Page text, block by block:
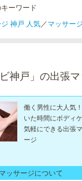
ーワード
神戸 人気／マッサー
ビ神戸」の出張
働く男性に大人気
いた時間にボディ
気軽にできる出張
ージ
マッサージについて